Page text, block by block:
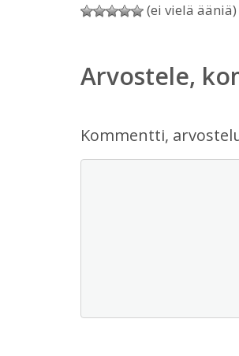
(ei vielä ääniä)
Arvostele,
Kommentti,